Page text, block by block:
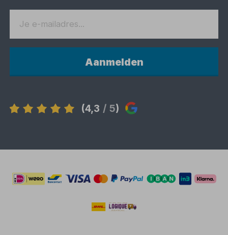
Aanmelden
(4,3 / 5)